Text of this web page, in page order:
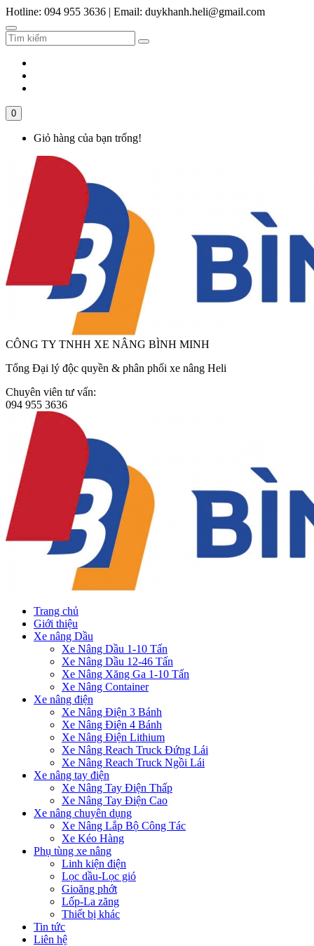
Hotline: 094 955 3636 | Email: duykhanh.heli@gmail.com
0
Giỏ hàng của bạn trống!
CÔNG TY TNHH XE NÂNG BÌNH MINH
Tổng Đại lý độc quyền & phân phối xe nâng Heli
Chuyên viên tư vấn:
094 955 3636
Trang chủ
Giới thiệu
Xe nâng Dầu
Xe Nâng Dầu 1-10 Tấn
Xe Nâng Dầu 12-46 Tấn
Xe Nâng Xăng Ga 1-10 Tấn
Xe Nâng Container
Xe nâng điện
Xe Nâng Điện 3 Bánh
Xe Nâng Điện 4 Bánh
Xe Nâng Điện Lithium
Xe Nâng Reach Truck Đứng Lái
Xe Nâng Reach Truck Ngồi Lái
Xe nâng tay điện
Xe Nâng Tay Điện Thấp
Xe Nâng Tay Điện Cao
Xe nâng chuyên dụng
Xe Nâng Lắp Bộ Công Tác
Xe Kéo Hàng
Phụ tùng xe nâng
Linh kiện điện
Lọc dầu-Lọc gió
Gioăng phớt
Lốp-La zăng
Thiết bị khác
Tin tức
Liên hệ